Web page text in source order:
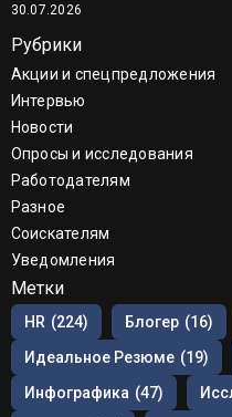
30.07.2026
Рубрики
Акции и спецпредложения
Интервью
Новости
Опросы и исследования
Работодателям
Разное
Соискателям
Уведомления
Метки
HR (224) Блогер (16)
Идеальное Резюме (19)
Инфографика (47)